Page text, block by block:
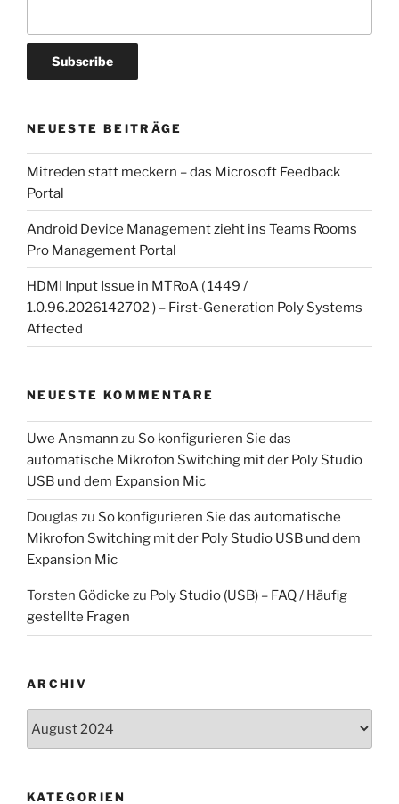
NEUESTE BEITRÄGE
Mitreden statt meckern – das Microsoft Feedback
Portal
Android Device Management zieht ins Teams Rooms
Pro Management Portal
HDMI Input Issue in MTRoA ( 1449 /
1.0.96.2026142702 ) – First-Generation Poly Systems
Affected
NEUESTE KOMMENTARE
Uwe Ansmann zu So konfigurieren Sie das
automatische Mikrofon Switching mit der Poly Studio
USB und dem Expansion Mic
Douglas zu So konfigurieren Sie das automatische
Mikrofon Switching mit der Poly Studio USB und dem
Expansion Mic
Torsten Gödicke zu Poly Studio (USB) – FAQ / Häufig
gestellte Fragen
ARCHIV
KATEGORIEN